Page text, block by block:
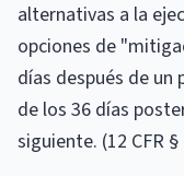
alternativas a la
opciones de
días después de
de los 36 días
siguiente. (12 CFR §